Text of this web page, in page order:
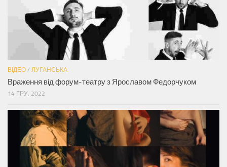
ВІДЕО / ЛУГАНСЬКА
Враження від форум-театру з Ярославом Федорчуком
14 ГРУ, 2022